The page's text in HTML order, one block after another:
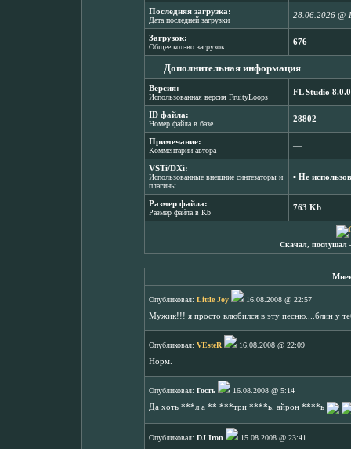
Последняя загрузка:
Дата последней загрузки
28.06.2026 @
Загрузок:
Общее кол-во загрузок
676
Дополнительная информация
Версия:
Использованная версия FruityLoops
FL Studio 8.0.0
ID файла:
Номер файла в базе
28802
Примечание:
Комментарии автора
―
VSTi/DXi:
Использованные внешние синтезаторы и
плагины
▪ Не
Размер файла:
Размер файла в Kb
763 Kb
Скачал, послушал
Опубликовал: Little Joy
16.08.2008 @ 22:57
Мужик!!! я просто влюбился в эту песню....блин у
Опубликовал: VEsteR
16.08.2008 @ 22:09
Норм.
Опубликовал: Гость
16.08.2008 @ 5:14
Да хоть ***л а ** ***три ****ь, айрон ****ь
Опубликовал: DJ Iron
15.08.2008 @ 23:41